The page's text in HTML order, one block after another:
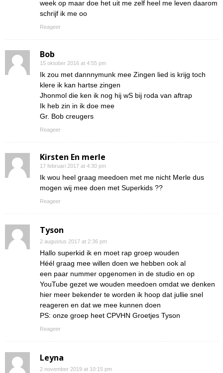
week op maar doe het uit me zelf heel me leven daarom
schrijf ik me oo
Reageer
Bob
15 oktober 2016 at 4:55 pm
Ik zou met dannnymunk mee Zingen lied is krijg toch
klere ik kan hartse zingen
Jhonmol die ken ik nog hij wS bij roda van aftrap
Ik heb zin in ik doe mee
Gr. Bob creugers
Reageer
Kirsten En merle
17 februari 2017 at 4:30 pm
Ik wou heel graag meedoen met me nicht Merle dus
mogen wij mee doen met Superkids ??
Reageer
Tyson
2 augustus 2017 at 2:36 pm
Hallo superkid ik en moet rap groep wouden
Héél graag mee willen doen we hebben ook al
een paar nummer opgenomen in de studio en op
YouTube gezet we wouden meedoen omdat we denken
hier meer bekender te worden ik hoop dat jullie snel
reageren en dat we mee kunnen doen
PS: onze groep heet CPVHN Groetjes Tyson
Reageer
Leyna
2 november 2019 at 10:15 pm